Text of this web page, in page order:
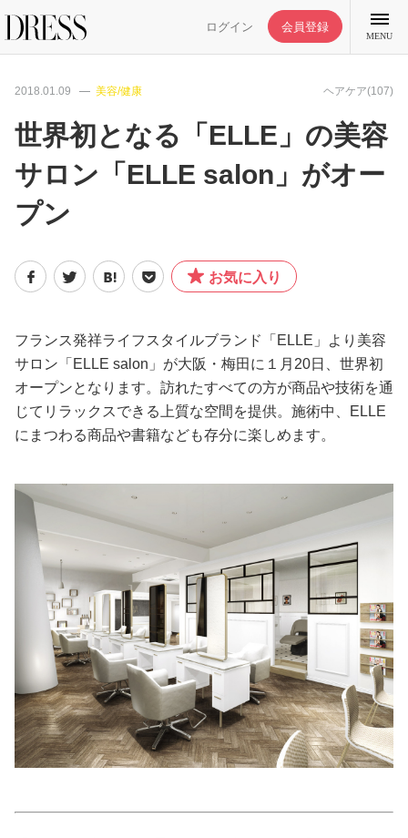
ログイン 会員登録
MENU
特集記事
ライフスタイル
ファッション
恋愛/結婚/離婚
美容/健康
ワークスタイル
妊娠/出産/家族
ココロ/カラダ
グルメ
トラベル
カルチャー/エンタメ
2018.01.09 美容/健康 ヘアケア(107)
世界初となる「ELLE」の美容
サロン「ELLE salon」がオー
プン
お気に入り
フランス発祥ライフスタイルブランド「ELLE」より美容
サロン「ELLE salon」が大阪・梅田に１月20日、世界初
オープンとなります。訪れたすべての方が商品や技術を通
じてリラックスできる上質な空間を提供。施術中、ELLE
にまつわる商品や書籍なども存分に楽しめます。